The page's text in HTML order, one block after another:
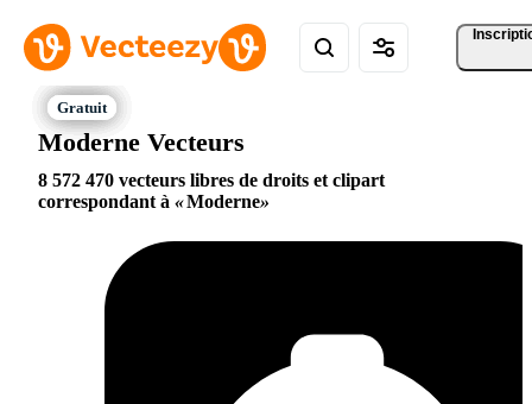
Moderne Vecteurs
8 572 470 vecteurs libres de droits et clipart
correspondant à
Moderne